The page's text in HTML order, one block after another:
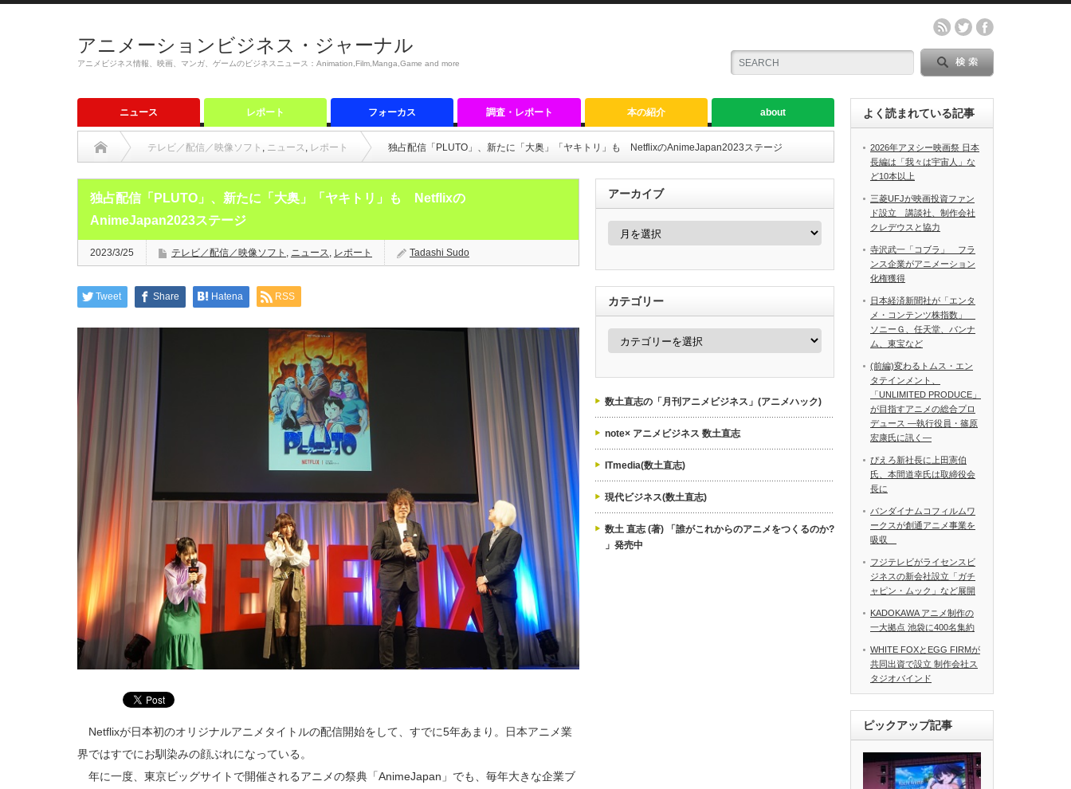
アニメーションビジネス・ジャーナル
アニメビジネス情報、映画、マンガ、ゲームのビジネスニュース：Animation,Film,Manga,Game and more
ニュース レポート フォーカス 調査・レポート 本の紹介 about
テレビ／配信／映像ソフト , ニュース, レポート 独占配信「PLUTO」、新たに「大奥」「ヤキトリ」も NetflixのAnimeJapan2023ステージ
独占配信「PLUTO」、新たに「大奥」「ヤキトリ」も Netflixの
AnimeJapan2023ステージ
2023/3/25 テレビ／配信／映像ソフト , ニュース, レポート Tadashi Sudo
Tweet Share Hatena RSS
Netflixが日本初のオリジナルアニメタイトルの配信開始をして、すでに5年あまり。日本アニメ業
界ではすでにお馴染みの顔ぶれになっている。
年に一度、東京ビッグサイトで開催されるアニメの祭典「AnimeJapan」でも、毎年大きな企業ブ
アーカイブ
ア
ブ
カテゴリー
カ
ー
数土直志の「月刊アニメビジネス」(アニメハック)
note× アニメビジネス 数土直志
ITmedia(数土直志)
現代ビジネス(数土直志)
数土 直志 (著) 「誰がこれからのアニメをつくるのか?
」発売中
よく読まれている記事
2026年アヌシー映画祭 日本
長編は「我々は宇宙人」な
ど10本以上
三菱UFJが映画投資ファン
ド設立 講談社、制作会社
クレデウスと協力
寺沢武一「コブラ」 フラ
ンス企業がアニメーション
化権獲得
日本経済新聞社が「エンタ
メ・コンテンツ株指数」
ソニーＧ、任天堂、バンナ
ム、東宝など
(前編)変わるトムス・エン
タテインメント、
「UNLIMITED PRODUCE」
が目指すアニメの総合プロ
デュース ―執行役員・篠原
宏康氏に訊く―
ぴえろ新社長に上田憲伯
氏、本間道幸氏は取締役会
長に
バンダイナムコフィルムワ
ークスが創通アニメ事業を
吸収
フジテレビがライセンスビ
ジネスの新会社設立「ガチ
ャピン・ムック」など展開
KADOKAWA アニメ制作の
一大拠点 池袋に400名集約
WHITE FOXとEGG FIRMが
共同出資で設立 制作会社ス
タジオバインド
ピックアップ記事